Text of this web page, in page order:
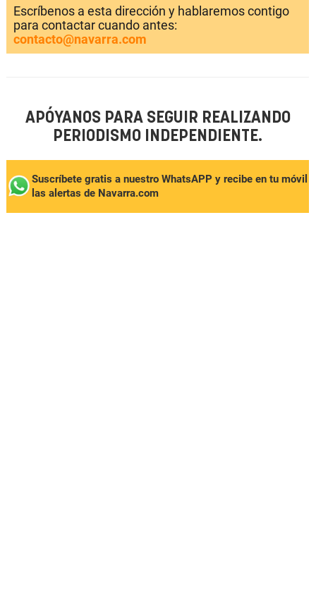
Escríbenos a esta dirección y hablaremos contigo
para contactar cuando antes:
contacto@navarra.com
APÓYANOS PARA SEGUIR REALIZANDO
PERIODISMO INDEPENDIENTE.
Suscríbete gratis a nuestro WhatsAPP y recibe en tu móvil
las alertas de Navarra.com